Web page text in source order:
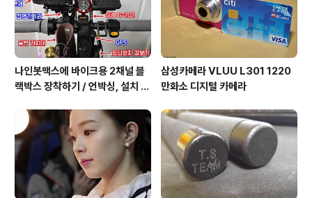
나인봇맥스에 바이크용 2채널 블
랙박스 장착하기 / 언박싱, 설치 그
삼성카메라 VLUU L301 1220
만화소 디지털 카메라